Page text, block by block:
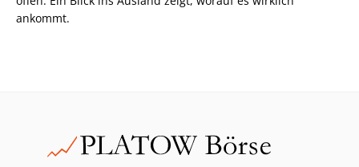
ankommt.